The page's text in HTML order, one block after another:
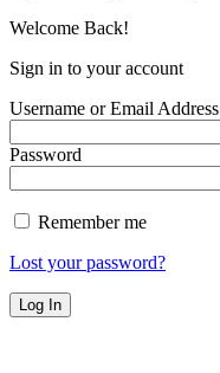
Welcome Back!
Sign in to your account
Username or Email Address
Password
Remember me
Lost your password?